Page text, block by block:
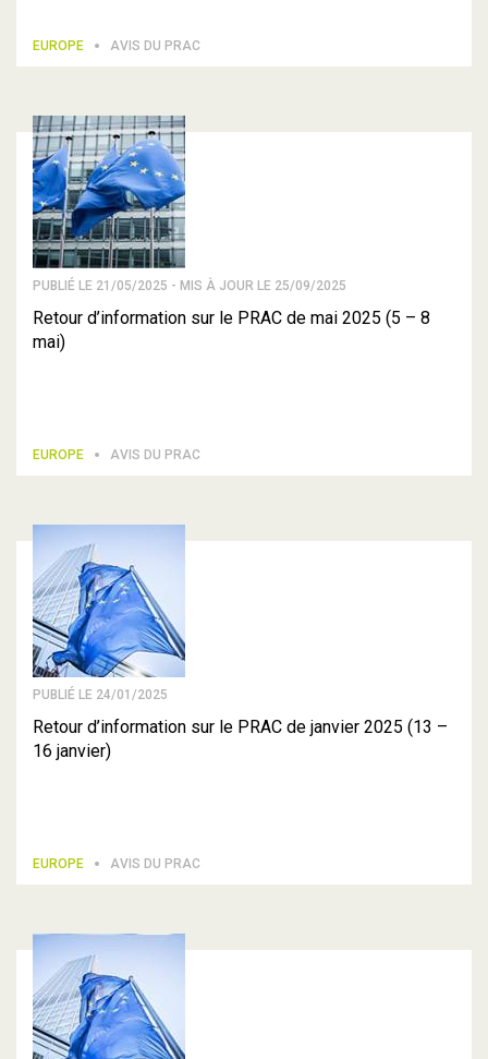
EUROPE AVIS DU PRAC
PUBLIÉ LE 21/05/2025 - MIS À JOUR LE 25/09/2025
Retour d’information sur le PRAC de mai 2025 (5 – 8
mai)
EUROPE AVIS DU PRAC
PUBLIÉ LE 24/01/2025
Retour d’information sur le PRAC de janvier 2025 (13 –
16 janvier)
EUROPE AVIS DU PRAC